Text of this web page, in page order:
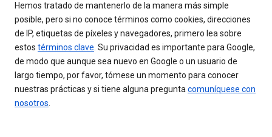
Hemos tratado de mantenerlo de la manera más simple
posible, pero si no conoce términos como cookies, direcciones
de IP, etiquetas de píxeles y navegadores, primero lea sobre
estos términos clave. Su privacidad es importante para Google,
de modo que aunque sea nuevo en Google o un usuario de
largo tiempo, por favor, tómese un momento para conocer
nuestras prácticas y si tiene alguna preguntacomuníquese con
nosotros.